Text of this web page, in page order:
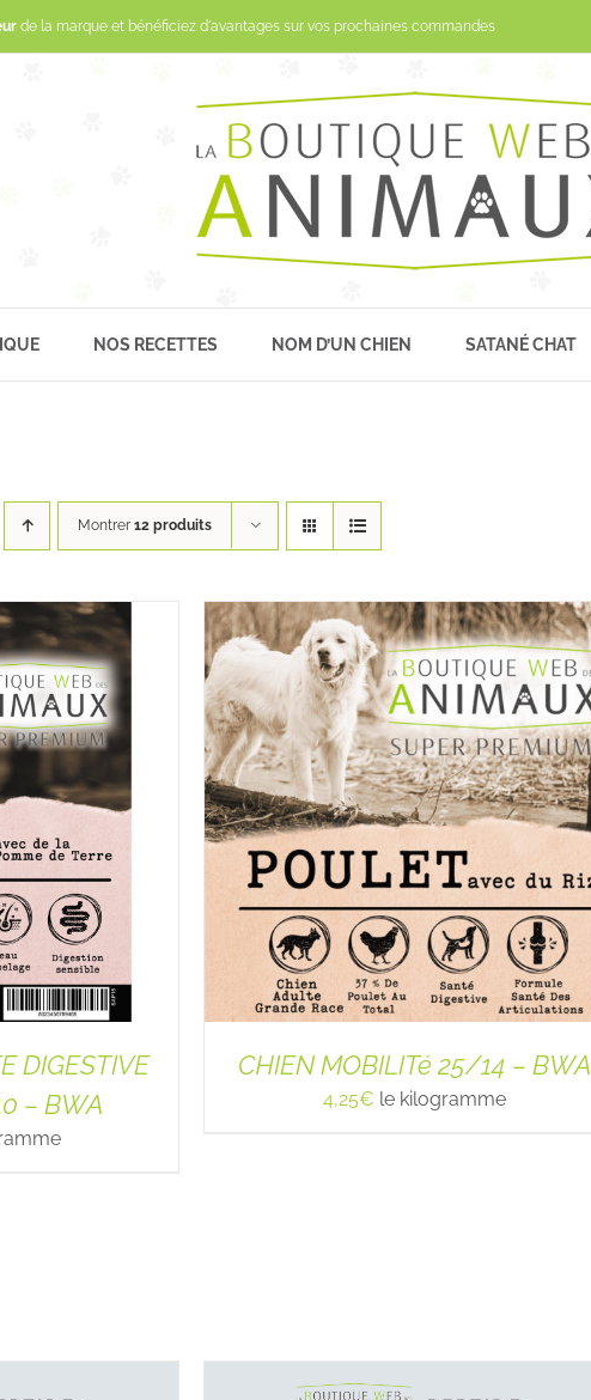
de la marque et bénéficiez d'avantages sur vos prochaines commandes
NOS RECETTES NOM D’UN CHIEN SATANÉ CHAT
Montrer 12 produits
DIGESTIVE
– BWA
CHIEN MOBILITé 25/14 – BWA
4,25€ le kilogramme